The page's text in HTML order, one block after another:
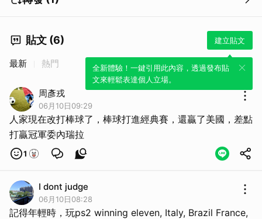
貼文 (6) 建立貼文
全新體驗！一鍵引用此內容，透過發布貼
文來輕鬆表達個人立場。
最新 熱門
周彥戎
06月10日09:29
人家現在改打棒球了，棒球打進經典賽，還贏了美國，差點
打贏冠軍委內瑞拉
1
I dont judge
06月10日08:28
記得年輕時，玩ps2 winning eleven, Italy, Brazil France,